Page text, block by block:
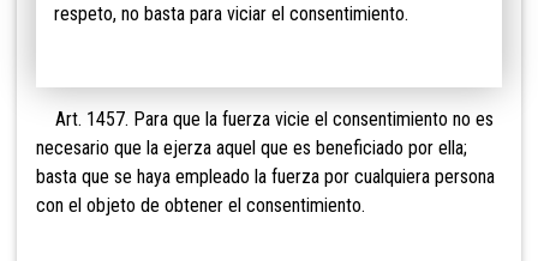
respeto, no basta para viciar el consentimiento.
Art. 1457. Para que la fuerza vicie el consentimiento no es
necesario que la ejerza aquel que es beneficiado por ella;
basta que se haya empleado la fuerza por cualquiera persona
con el objeto de obtener el consentimiento.